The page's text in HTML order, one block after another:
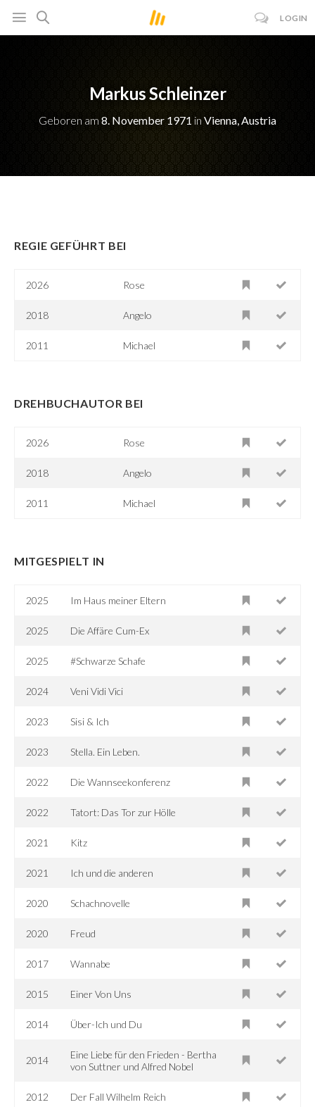
LOGIN
Markus Schleinzer
Geboren am 8. November 1971 in Vienna, Austria
REGIE GEFÜHRT BEI
2026 Rose
2018 Angelo
2011 Michael
DREHBUCHAUTOR BEI
2026 Rose
2018 Angelo
2011 Michael
MITGESPIELT IN
2025 Im Haus meiner Eltern
2025 Die Affäre Cum-Ex
2025 #Schwarze Schafe
2024 Veni Vidi Vici
2023 Sisi & Ich
2023 Stella. Ein Leben.
2022 Die Wannseekonferenz
2022 Tatort: Das Tor zur Hölle
2021 Kitz
2021 Ich und die anderen
2020 Schachnovelle
2020 Freud
2017 Wannabe
2015 Einer Von Uns
2014 Über-Ich und Du
2014
Eine Liebe für den Frieden - Bertha
von Suttner und Alfred Nobel
2012 Der Fall Wilhelm Reich